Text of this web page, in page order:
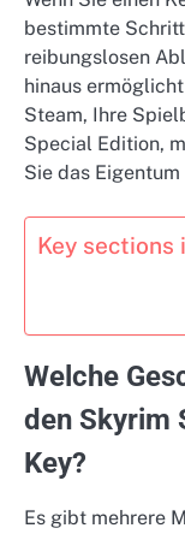
bestimmte
reibungslosen
hinaus
Steam, Ihre
Special Edition,
Sie das
Key sections
Welche
den Skyrim
Key?
Es gibt mehrere